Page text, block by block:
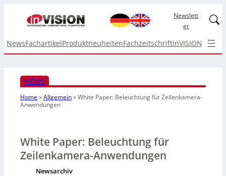
Newslett
er
NewsFachartikelProduktneuheitenFachzeitschriftinVISION Top
NEWS
Home»Allgemein»White Paper: Beleuchtung für Zeilenkamera-
Anwendungen
White Paper: Beleuchtung für
Zeilenkamera-Anwendungen
Newsarchiv